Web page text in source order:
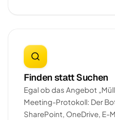
Finden statt Suchen
Egal ob das Angebot
Meeting-Protokoll: Der
SharePoint, OneDrive, E-